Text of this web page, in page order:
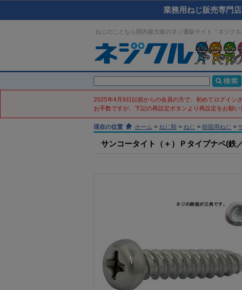
業務用ねじ販売専門
ねじのことなら国内最大級のネジ通販サイト「ネジク
2025年4月9日以前からの会員の方で、初めてログイン
お手数ですが、下記の再設定ボタンより再設定をお願い
現在の位置 ホーム > ねじ類 > ねじ > 樹脂用ねじ >
サンコータイト（＋）Ｐタイプナベ(鉄